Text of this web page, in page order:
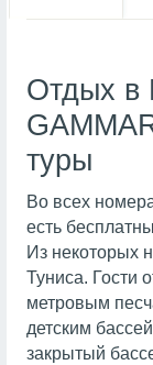
Отдых в
туры
Во всех
есть
Из некоторых
Туниса. Гости
метровым
детским
закрытый